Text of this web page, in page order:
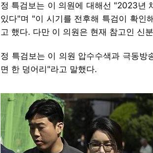
정 특검보는 이 의원에 대해선 "2023년
있다"며 "이 시기를 전후해 특검이 확인
고 했다. 다만 이 의원은 현재 참고인 신
정 특검보는 이 의원 압수수색과 극동방
면 한 덩어리"라고 말했다.